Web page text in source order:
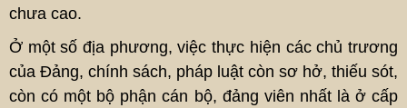
chưa cao.
Ở một số địa phương, việc thực hiện các chủ trương
của Đảng, chính sách, pháp luật còn sơ hở, thiếu sót,
còn có một bộ phận cán bộ, đảng viên nhất là ở cấp